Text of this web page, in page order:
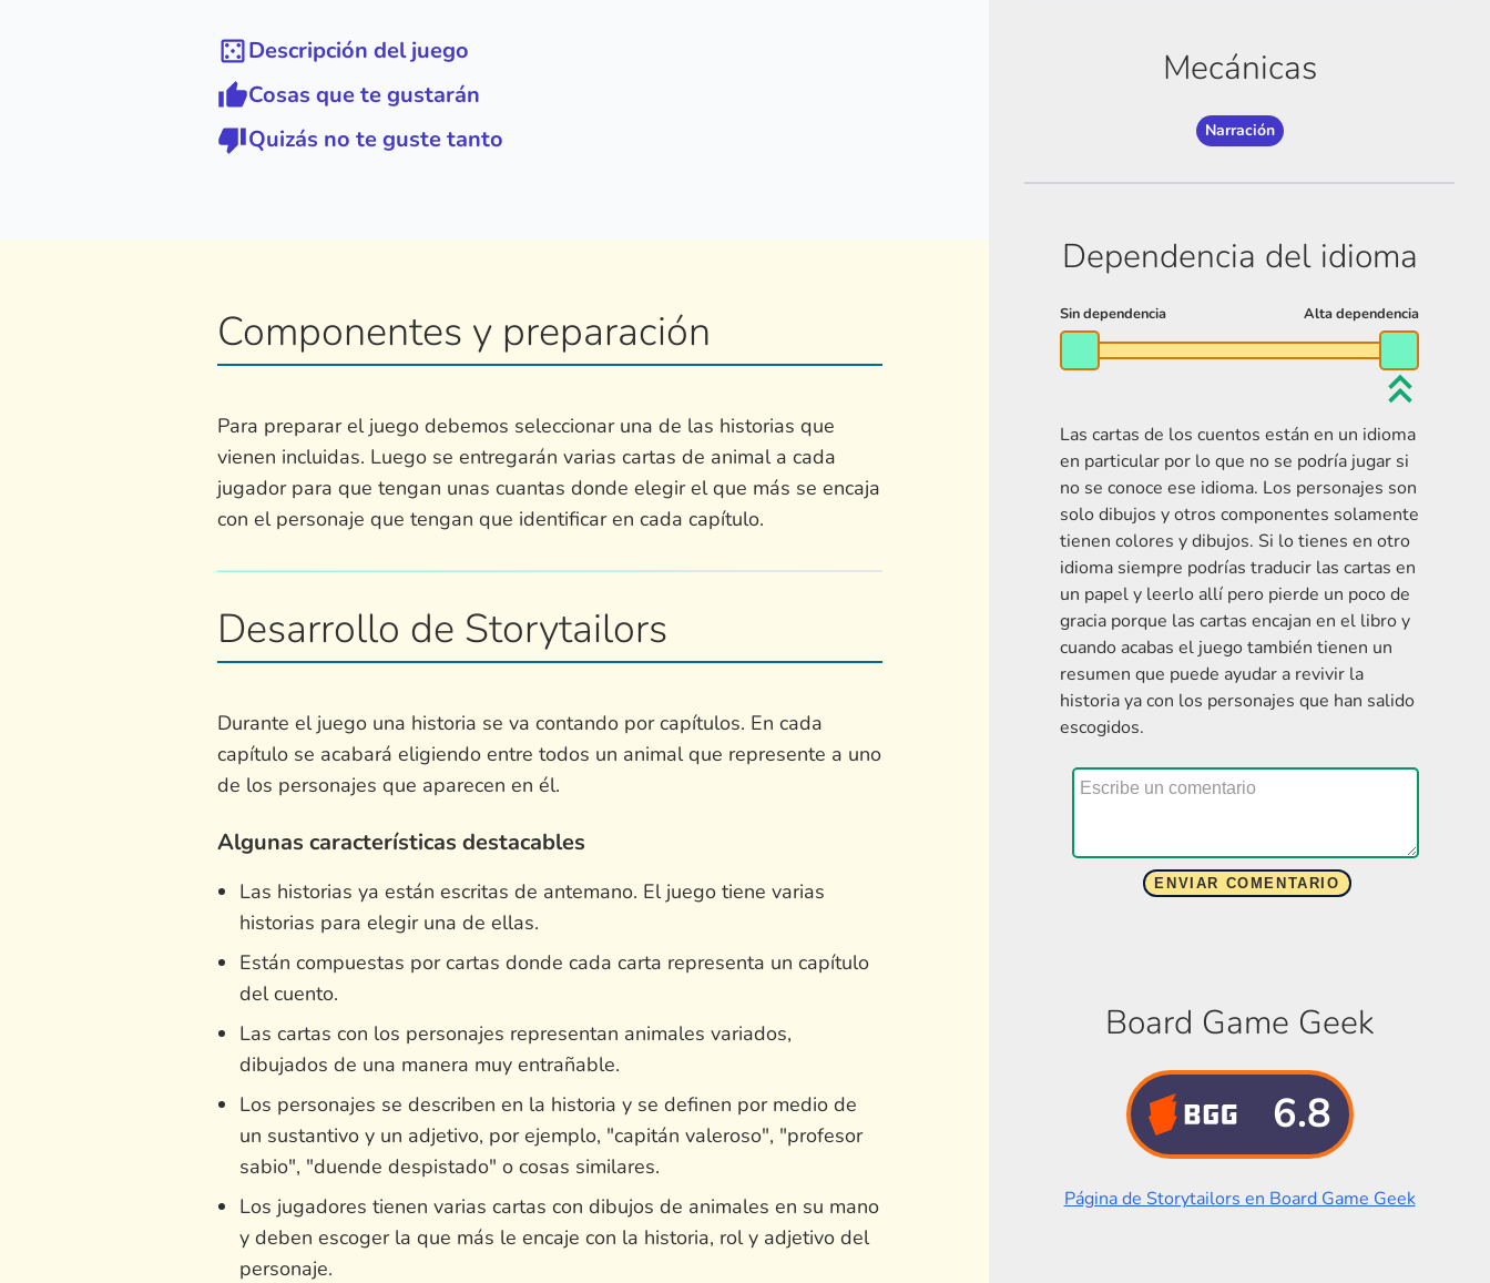
Descripción del juego
Cosas que te gustarán
Quizás no te guste tanto
Componentes y preparación
Para preparar el juego debemos seleccionar una de las historias que
vienen incluidas. Luego se entregarán varias cartas de animal a cada
jugador para que tengan unas cuantas donde elegir el que más se encaja
con el personaje que tengan que identificar en cada capítulo.
Desarrollo de Storytailors
Durante el juego una historia se va contando por capítulos. En cada
capítulo se acabará eligiendo entre todos un animal que represente a uno
de los personajes que aparecen en él.
Algunas características destacables
Las historias ya están escritas de antemano. El juego tiene varias
historias para elegir una de ellas.
Están compuestas por cartas donde cada carta representa un capítulo
del cuento.
Las cartas con los personajes representan animales variados,
dibujados de una manera muy entrañable.
Los personajes se describen en la historia y se definen por medio de
un sustantivo y un adjetivo, por ejemplo, "capitán valeroso", "profesor
sabio", "duende despistado" o cosas similares.
Los jugadores tienen varias cartas con dibujos de animales en su mano
y deben escoger la que más le encaje con la historia, rol y adjetivo del
personaje.
Mecánicas
Narración
Dependencia del idioma
Las cartas de los cuentos están en un idioma
en particular por lo que no se podría jugar si
no se conoce ese idioma. Los personajes son
solo dibujos y otros componentes solamente
tienen colores y dibujos. Si lo tienes en otro
idioma siempre podrías traducir las cartas en
un papel y leerlo allí pero pierde un poco de
gracia porque las cartas encajan en el libro y
cuando acabas el juego también tienen un
resumen que puede ayudar a revivir la
historia ya con los personajes que han salido
escogidos.
Board Game Geek
6.8
Página de Storytailors en Board Game Geek